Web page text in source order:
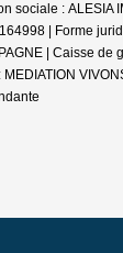
sociale :
| Forme
| Caisse de